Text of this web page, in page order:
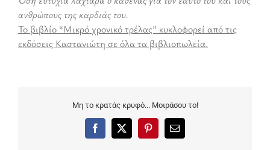
ανθρώπους της καρδιάς του.
Το βιβλίο “Μικρό χρονικό τρέλας” κυκλοφορεί από τις
εκδόσεις Καστανιώτη σε όλα τα βιβλιοπωλεία.
Μη το κρατάς κρυφό... Μοιράσου το!
Facebook
X PinterestEmail